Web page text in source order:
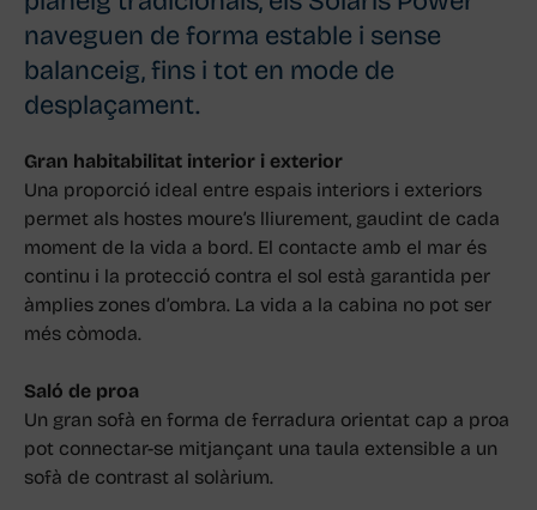
naveguen de forma estable i sense
balanceig, fins i tot en mode de
desplaçament.
Gran habitabilitat interior i exterior
Una proporció ideal entre espais interiors i exteriors
permet als hostes moure’s lliurement, gaudint de cada
moment de la vida a bord. El contacte amb el mar és
continu i la protecció contra el sol està garantida per
àmplies zones d’ombra. La vida a la cabina no pot ser
més còmoda.
Saló de proa
Un gran sofà en forma de ferradura orientat cap a proa
pot connectar-se mitjançant una taula extensible a un
sofà de contrast al solàrium.